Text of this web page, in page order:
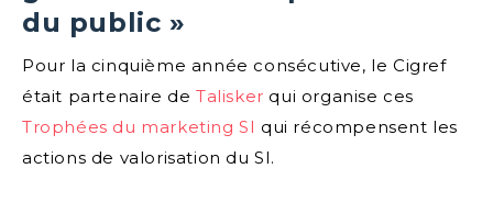
du public »
Pour la cinquième année consécutive, le Cigref
était partenaire de Talisker qui organise ces
Trophées du marketing SI qui récompensent les
actions de valorisation du SI.